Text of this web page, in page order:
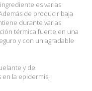
es varias
de producir baja
durante varias
térmica fuerte en una
y con un agradable
y de
la epidermis,